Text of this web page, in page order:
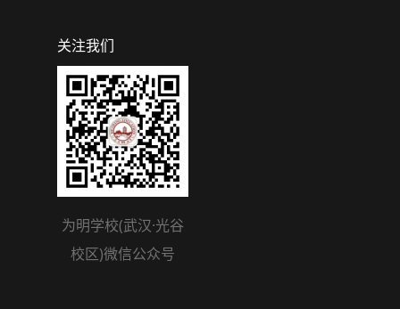
关注我们
为明学校(武汉·光谷
校区)微信公众号